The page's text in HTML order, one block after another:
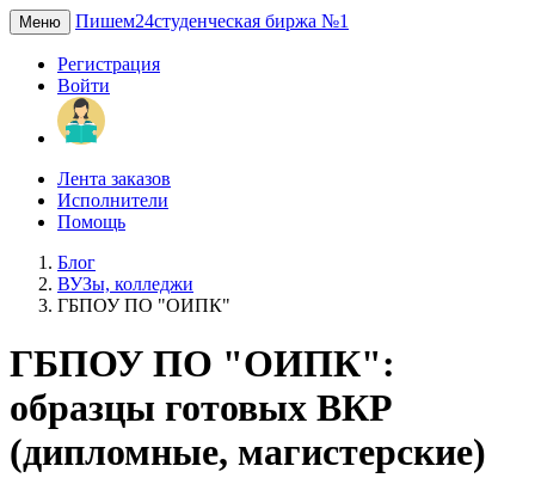
Меню Пишем24студенческая биржа №1
Регистрация
Войти
Лента заказов
Исполнители
Помощь
Блог
ВУЗы, колледжи
ГБПОУ ПО "ОИПК"
ГБПОУ ПО "ОИПК":
образцы готовых ВКР
(дипломные, магистерские)